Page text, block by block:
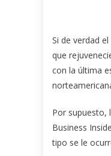
Si de verdad
que
con la última
Por supuesto,
Business
tipo se le